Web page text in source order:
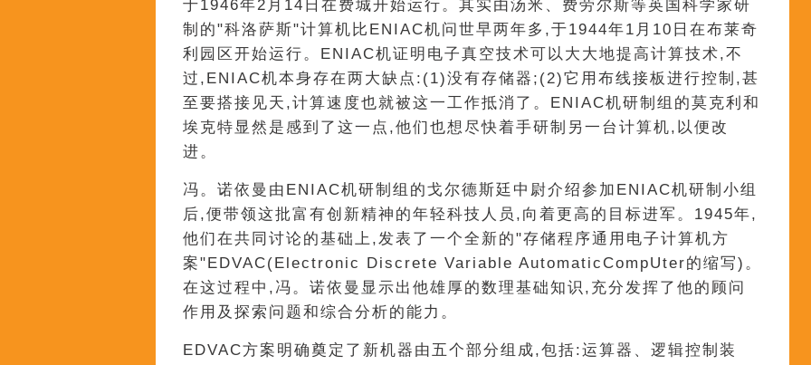
于1946年2月14日在费城开始运行。其实由汤米、费劳尔斯等英国科学家研
制的"科洛萨斯"计算机比ENIAC机问世早两年多,于1944年1月10日在布莱奇
利园区开始运行。ENIAC机证明电子真空技术可以大大地提高计算技术,不
过,ENIAC机本身存在两大缺点:(1)没有存储器;(2)它用布线接板进行控制,甚
至要搭接见天,计算速度也就被这一工作抵消了。ENIAC机研制组的莫克利和
埃克特显然是感到了这一点,他们也想尽快着手研制另一台计算机,以便改
进。
冯。诺依曼由ENIAC机研制组的戈尔德斯廷中尉介绍参加ENIAC机研制小组
后,便带领这批富有创新精神的年轻科技人员,向着更高的目标进军。1945年,
他们在共同讨论的基础上,发表了一个全新的"存储程序通用电子计算机方
案"EDVAC(Electronic Discrete Variable AutomaticCompUter的缩写)。
在这过程中,冯。诺依曼显示出他雄厚的数理基础知识,充分发挥了他的顾问
作用及探索问题和综合分析的能力。
EDVAC方案明确奠定了新机器由五个部分组成,包括:运算器、逻辑控制装